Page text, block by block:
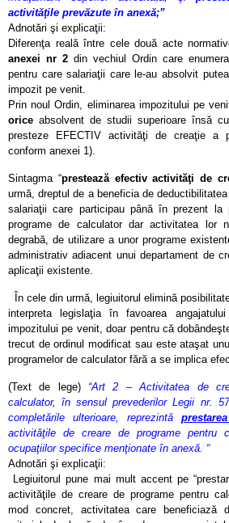
activităţile prevăzute în anexă;”
Adnotări şi explicaţii:
Diferenţa reală între cele două acte
anexei nr 2 din vechiul Ordin care
pentru care salariaţii care le-au absolvit
impozit pe venit.
Prin noul Ordin, eliminarea impozitului pe
orice absolvent de studii superioare însă
presteze EFECTIV activităţi de creaţie a
conform anexei 1).
Sintagma “prestează efectiv activităţi de
urmă, dreptul de a beneficia de
salariaţii care participau până în prezent
programe de calculator dar activitatea lor
degrabă, de utilizare a unor programe
administrativ adiacent unui departament de
aplicaţii existente.
În cele din urmă, legiuitorul elimină
interpreta legislaţia în favoarea
impozitului pe venit, doar pentru că
trecut de ordinul modificat sau este ataşat
programelor de calculator fără a se implica
(Text de lege) “Art 2 – Activitatea de
calculator, în sensul prevederilor Legii nr.
completările ulterioare, reprezintă
activităţile de creare de programe pentru
ocupaţiilor specifice menţionate în anexă. “
Adnotări şi explicaţii:
Legiuitorul pune mai mult accent pe
activităţile de creare de programe pentru
mod concret, activitatea care beneficiază